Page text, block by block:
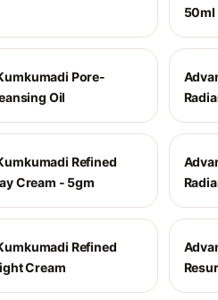
50ml
Pore-
Oil
Refined
Cream - 5gm
Refined
Cream